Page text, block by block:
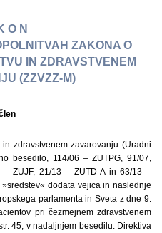
O N
ZAKONA O
IN ZDRAVSTVENEM
(ZZVZZ-M)
zdravstvenem zavarovanju (Uradni
besedilo, 114/06 – ZUTPG, 91/07,
ZUJF, 21/13 – ZUTD-A in 63/13 –
dodata vejica in naslednje
parlamenta in Sveta z dne 9.
pri čezmejnem zdravstvenem
45; v nadaljnjem besedilu: Direktiva